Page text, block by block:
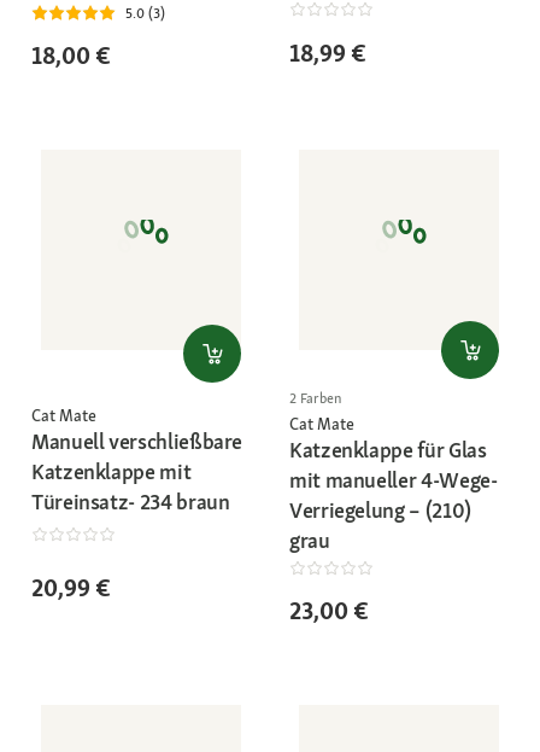
5.0 (3)
18,00 € 18,99 €
Cat Mate
Manuell verschließbare
Katzenklappe mit
Türeinsatz- 234 braun
20,99 €
2 Farben
Cat Mate
Katzenklappe für Glas
mit manueller 4-Wege-
Verriegelung – (210)
grau
23,00 €